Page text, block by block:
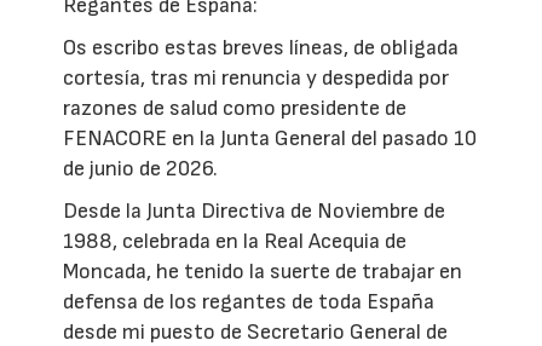
Regantes de España:
Os escribo estas breves líneas, de obligada
cortesía, tras mi renuncia y despedida por
razones de salud como presidente de
FENACORE en la Junta General del pasado 10
de junio de 2026.
Desde la Junta Directiva de Noviembre de
1988, celebrada en la Real Acequia de
Moncada, he tenido la suerte de trabajar en
defensa de los regantes de toda España
desde mi puesto de Secretario General de